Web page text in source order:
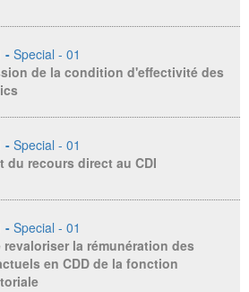
- Special - 01
de la condition d'effectivité des
- Special - 01
du recours direct au CDI
- Special - 01
la rémunération des
en CDD de la fonction